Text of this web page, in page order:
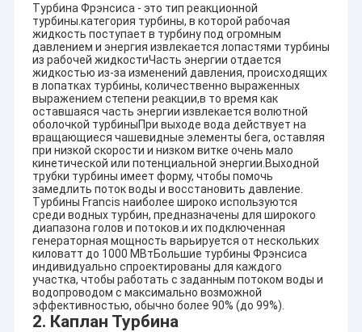
Турбина Фрэнсиса - это тип реакционной
турбины.категория турбины, в которой рабочая
жидкость поступает в турбину под огромным
давлением и энергия извлекается лопастями турбины
из рабочей жидкостиЧасть энергии отдается
жидкостью из-за изменений давления, происходящих
в лопатках турбины, количественно выраженных
выражением степени реакции,в то время как
оставшаяся часть энергии извлекается волютной
оболочкой турбиныПри выходе вода действует на
вращающиеся чашевидные элементы бега, оставляя
при низкой скорости и низком витке очень мало
кинетической или потенциальной энергии.Выходной
трубки турбины имеет форму, чтобы помочь
замедлить поток воды и восстановить давление.
Турбины Francis наиболее широко используются
среди водных турбин, предназначены для широкого
диапазона голов и потоков.и их подключенная
генераторная мощность варьируется от нескольких
киловатт до 1000 МВтБольшие турбины Фрэнсиса
индивидуально спроектированы для каждого
участка, чтобы работать с заданным потоком воды и
водопроводом с максимально возможной
эффективностью, обычно более 90% (до 99%).
2. Каплан Турбина